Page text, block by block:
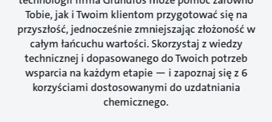
Tobie, jak i Twoim klientom przygotować się na
przyszłość, jednocześnie zmniejszając złożoność w
całym łańcuchu wartości. Skorzystaj z wiedzy
technicznej i dopasowanego do Twoich potrzeb
wsparcia na każdym etapie — i zapoznaj się z 6
korzyściami dostosowanymi do uzdatniania
chemicznego.